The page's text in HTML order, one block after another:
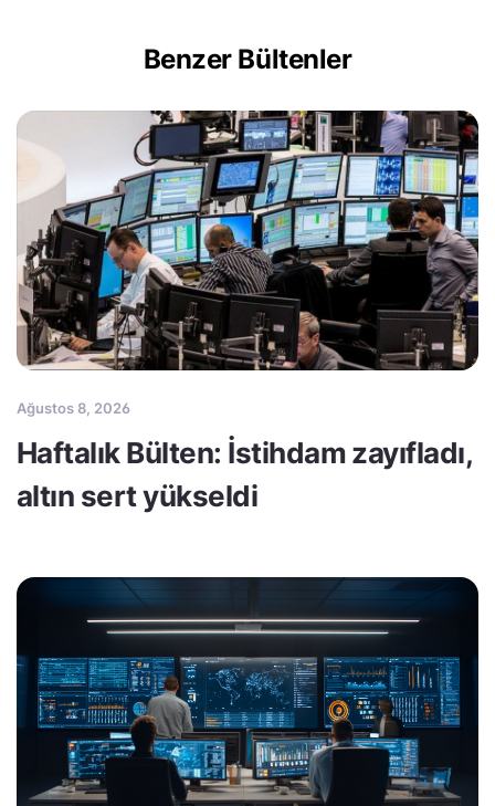
Benzer Bültenler
Ağustos 8, 2026
Haftalık Bülten: İstihdam zayıfladı,
altın sert yükseldi